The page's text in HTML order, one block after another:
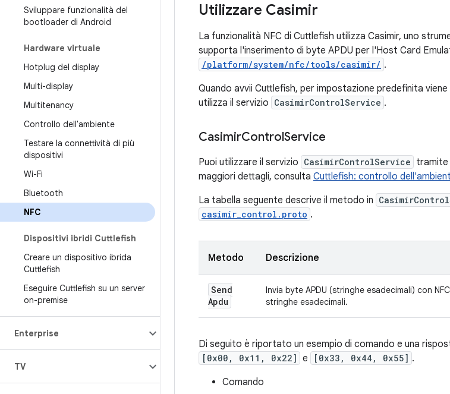
Sviluppare funzionalità del
bootloader di Android
Hardware virtuale
Hotplug del display
Multi-display
Multitenancy
Controllo dell'ambiente
Testare la connettività di più
dispositivi
Wi-Fi
Bluetooth
NFC
Dispositivi ibridi Cuttlefish
Creare un dispositivo ibrida
Cuttlefish
Eseguire Cuttlefish su un server
on-premise
Enterprise
TV
Utilizzare Casimir
La funzionalità NFC di Cuttlefish utilizza Casimir, uno
supporta l'inserimento di byte APDU per l'Host Card
/platform/system/nfc/tools/casimir/ .
Quando avvii Cuttlefish, per impostazione predefinita
utilizza il servizio CasimirControlService .
CasimirControlService
Puoi utilizzare il servizio CasimirControlService tramite
maggiori dettagli, consulta Cuttlefish: controllo
La tabella seguente descrive il metodo in
casimir_control.proto .
Metodo Descrizione
Send
Apdu
Invia byte APDU (stringhe esadecimali) con
stringhe esadecimali.
Di seguito è riportato un esempio di comando e una
[0x00, 0x11, 0x22] e [0x33, 0x44, 0x55] .
Comando